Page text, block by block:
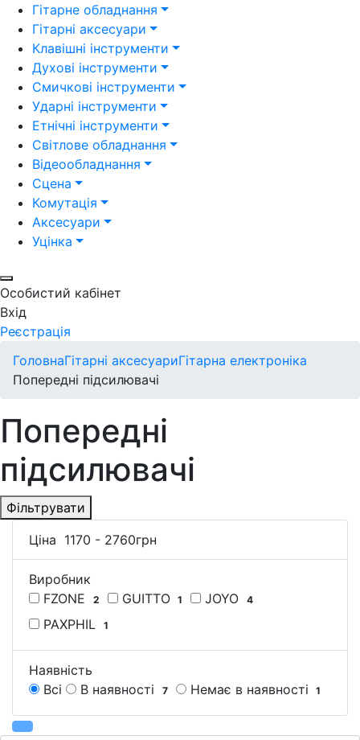
Гітарне обладнання
Гітарні аксесуари
Клавішні інструменти
Духові інструменти
Смичкові інструменти
Ударні інструменти
Етнічні інструменти
Світлове обладнання
Відеообладнання
Сцена
Комутація
Аксесуари
Уцінка
Особистий кабінет
Вхід
Реєстрація
ГоловнаГітарні аксесуариГітарна електроніка
Попередні підсилювачі
Попередні
підсилювачі
Фільтрувати
Ціна 1170 - 2760грн
Виробник
FZONE
2 GUITTO 1 JOYO 4
PAXPHIL 1
Наявність
Всі
В наявності 7 Немає в наявності 1